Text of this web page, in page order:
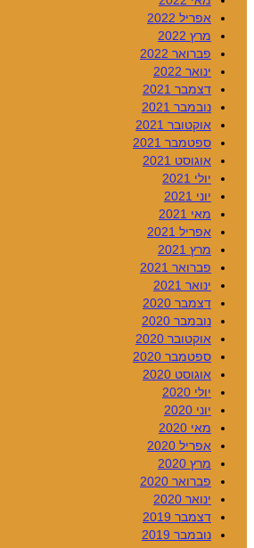
אפריל 2022
פברואר 2022
ינואר 2022
דצמבר 2021
נובמבר 2021
אוקטובר 2021
ספטמבר 2021
אוגוסט 2021
אפריל 2021
פברואר 2021
ינואר 2021
דצמבר 2020
נובמבר 2020
אוקטובר 2020
ספטמבר 2020
אוגוסט 2020
אפריל 2020
פברואר 2020
ינואר 2020
דצמבר 2019
נובמבר 2019